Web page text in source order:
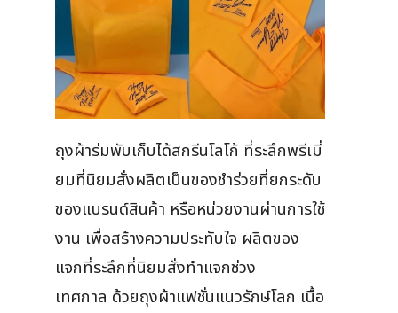
ถุงผ้าร่มพับเก็บได้สกรีนโลโก้ ที่ระลึกพรีเมี่
ยมที่นิยมสั่งผลิตเป็นของชำร่วยที่ยกระดับ
ของแบรนด์สินค้า หรือหน่วยงานผ่านการใช้
งาน เพื่อสร้างความประทับใจ ผลิตของ
แจกที่ระลึกที่นิยมสั่งทำแจกช่วง
เทศกาล ด้วยถุงผ้าแฟชั่นแนวรักษ์โลก เนื้อ